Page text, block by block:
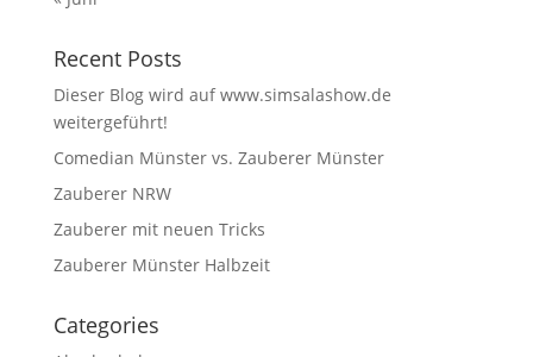
Recent Posts
Dieser Blog wird auf www.simsalashow.de
weitergeführt!
Comedian Münster vs. Zauberer Münster
Zauberer NRW
Zauberer mit neuen Tricks
Zauberer Münster Halbzeit
Categories